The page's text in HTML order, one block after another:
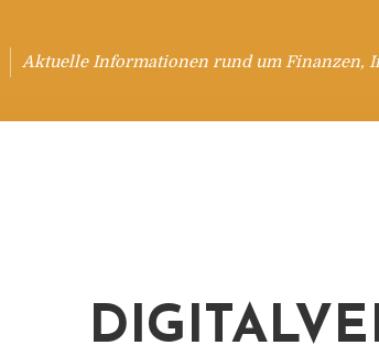
Aktuelle Informationen rund um Finanzen,